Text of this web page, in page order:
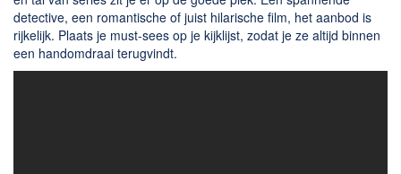
detective, een romantische of juist hilarische film, het aanbod is
rijkelijk. Plaats je must-sees op je kijklijst, zodat je ze altijd binnen
een handomdraai terugvindt.